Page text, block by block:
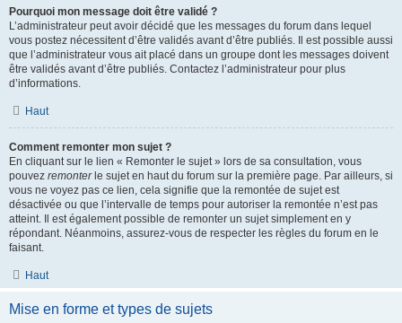
Pourquoi mon message doit être validé ?
L’administrateur peut avoir décidé que les messages du forum dans lequel
vous postez nécessitent d’être validés avant d’être publiés. Il est possible aussi
que l’administrateur vous ait placé dans un groupe dont les messages doivent
être validés avant d’être publiés. Contactez l’administrateur pour plus
d’informations.
Haut
Comment remonter mon sujet ?
En cliquant sur le lien « Remonter le sujet » lors de sa consultation, vous
pouvez remonterle sujet en haut du forum sur la première page. Par ailleurs, si
vous ne voyez pas ce lien, cela signifie que la remontée de sujet est
désactivée ou que l’intervalle de temps pour autoriser la remontée n’est pas
atteint. Il est également possible de remonter un sujet simplement en y
répondant. Néanmoins, assurez-vous de respecter les règles du forum en le
faisant.
Haut
Mise en forme et types de sujets